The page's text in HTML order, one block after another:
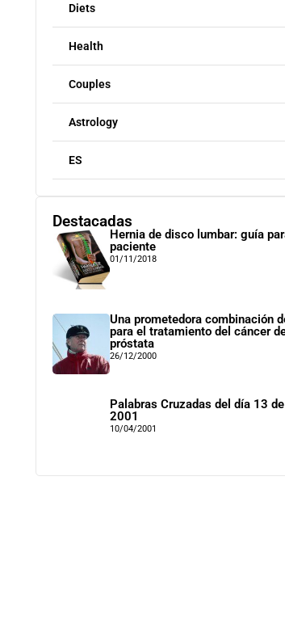
Diets
Health
Couples
Astrology
ES
Destacadas
Hernia de disco lumbar: guía
paciente
01/11/2018
Una prometedora combinación
para el tratamiento del cáncer
próstata
26/12/2000
Palabras Cruzadas del día 13
2001
10/04/2001